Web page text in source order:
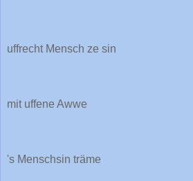
uffrecht Mensch ze sin
mit uffene Awwe
's Menschsin träme